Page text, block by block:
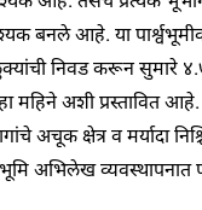
बनले आहे. या
निवड करून सुमारे
महिने अशी प्रस्तावित
क्षेत्र व मर्यादा
भूमि अभिलेख